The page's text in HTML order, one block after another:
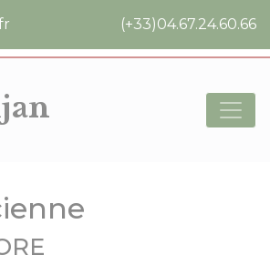
(+33)04.67.24.60.66